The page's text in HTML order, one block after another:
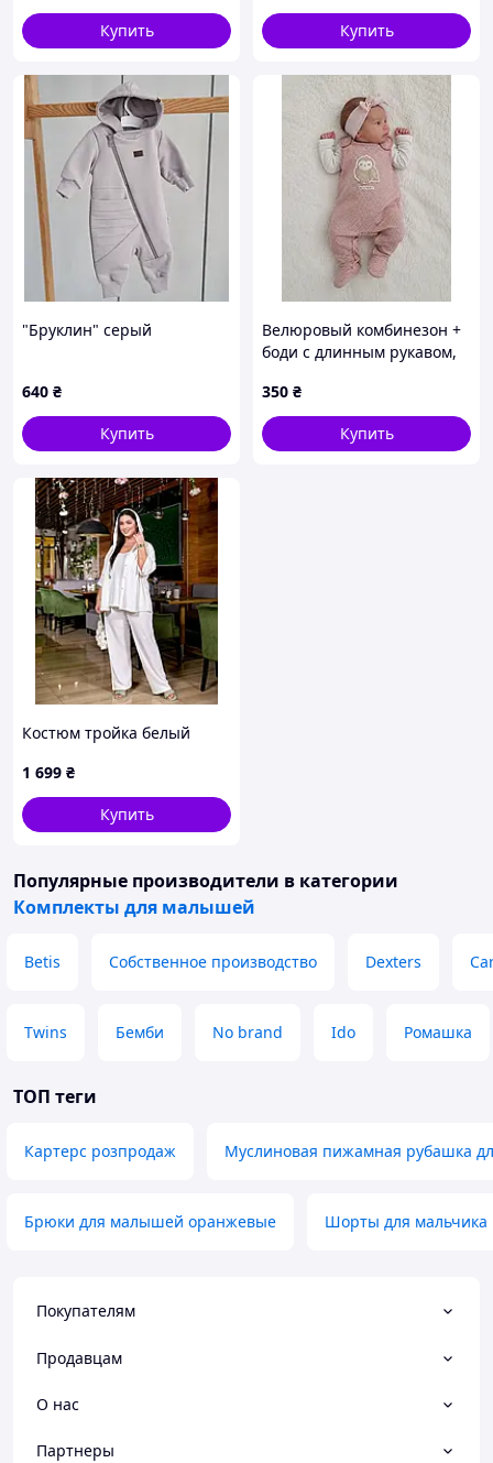
Купить
Купить
"Бруклин" серый
640 ₴
Купить
Велюровый комбинезон +
боди с длинным рукавом,
350 ₴
Купить
Костюм тройка белый
1 699 ₴
Купить
Популярные производители в категории
Комплекты для малышей
Betis Собственное производство Dexters
Twins Бемби No brand Ido Ромашка
ТОП теги
Картерс розпродаж Муслиновая пижамная рубашка
Брюки для малышей оранжевые Шорты для мальчика
Покупателям
Продавцам
О нас
Партнеры